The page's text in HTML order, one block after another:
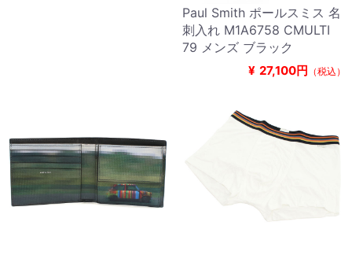
Paul Smith ポールスミス 名
刺入れ M1A6758 CMULTI
79 メンズ ブラック
¥ 27,100円 （税込）